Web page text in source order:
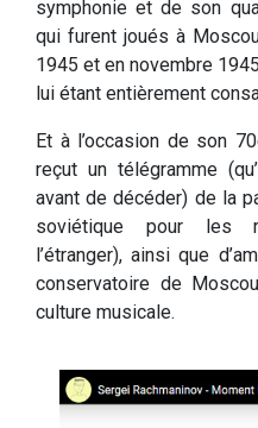
symphonie et de son
qui furent joués à
1945 et en novembre
lui étant entièrement
Et à l’occasion de son
reçut un télégramme
avant de décéder) de la
soviétique pour les
l’étranger), ainsi que
conservatoire de
culture musicale.